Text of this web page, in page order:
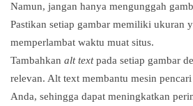
Namun, jangan hanya mengunggah
Pastikan setiap gambar memiliki ukuran
memperlambat waktu muat situs.
Tambahkan alt textpada setiap gambar
relevan. Alt text membantu mesin
Anda, sehingga dapat meningkatkan